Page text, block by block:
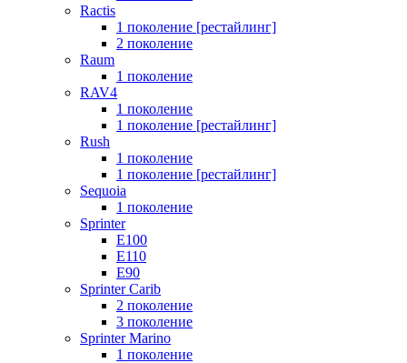
Ractis
1 поколение [рестайлинг]
2 поколение
Raum
1 поколение
RAV4
1 поколение
1 поколение [рестайлинг]
Rush
1 поколение
1 поколение [рестайлинг]
Sequoia
1 поколение
Sprinter
E100
E110
E90
Sprinter Carib
2 поколение
3 поколение
Sprinter Marino
1 поколение